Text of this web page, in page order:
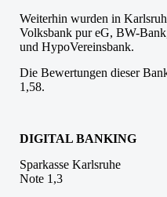
Weiterhin wurden in
Volksbank pur eG, BW-
und HypoVereinsbank.
Die Bewertungen dieser
1,58.
DIGITAL BANKING
Sparkasse Karlsruhe
Note 1,3